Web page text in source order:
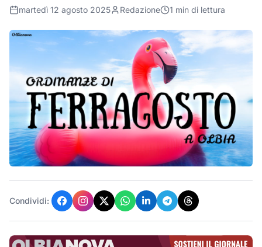
martedì 12 agosto 2025 Redazione 1 min di lettura
Condividi: